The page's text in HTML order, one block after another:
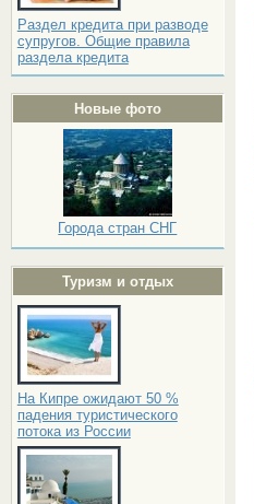
Раздел кредита при разводе
супругов. Общие правила
раздела кредита
Новые фото
Города стран СНГ
Туризм и отдых
На Кипре ожидают 50 %
падения туристического
потока из России